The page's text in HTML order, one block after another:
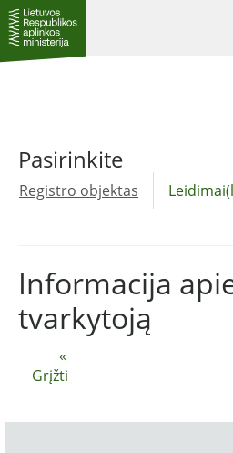
Pasirinkite
Registro objektas
«
Grįžti
Informacija
tvarkytoją